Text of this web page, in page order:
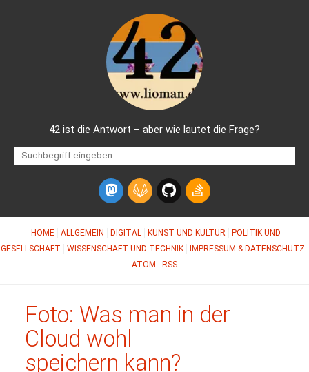
42 ist die Antwort – aber wie lautet die Frage?
HOME ALLGEMEIN DIGITAL KUNST UND KULTUR
POLITIK UND
GESELLSCHAFT
WISSENSCHAFT UND TECHNIK
IMPRESSUM & DATENSCHUTZ
ATOM
RSS
Foto: Was man in der
Cloud wohl
speichern kann?